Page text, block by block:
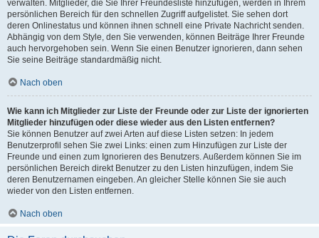
verwalten. Mitglieder, die Sie Ihrer Freundesliste hinzufügen, werden in Ihrem
persönlichen Bereich für den schnellen Zugriff aufgelistet. Sie sehen dort
deren Onlinestatus und können ihnen schnell eine Private Nachricht senden.
Abhängig von dem Style, den Sie verwenden, können Beiträge Ihrer Freunde
auch hervorgehoben sein. Wenn Sie einen Benutzer ignorieren, dann sehen
Sie seine Beiträge standardmäßig nicht.
Nach oben
Wie kann ich Mitglieder zur Liste der Freunde oder zur Liste der ignorierten
Mitglieder hinzufügen oder diese wieder aus den Listen entfernen?
Sie können Benutzer auf zwei Arten auf diese Listen setzen: In jedem
Benutzerprofil sehen Sie zwei Links: einen zum Hinzufügen zur Liste der
Freunde und einen zum Ignorieren des Benutzers. Außerdem können Sie im
persönlichen Bereich direkt Benutzer zu den Listen hinzufügen, indem Sie
deren Benutzernamen eingeben. An gleicher Stelle können Sie sie auch
wieder von den Listen entfernen.
Nach oben